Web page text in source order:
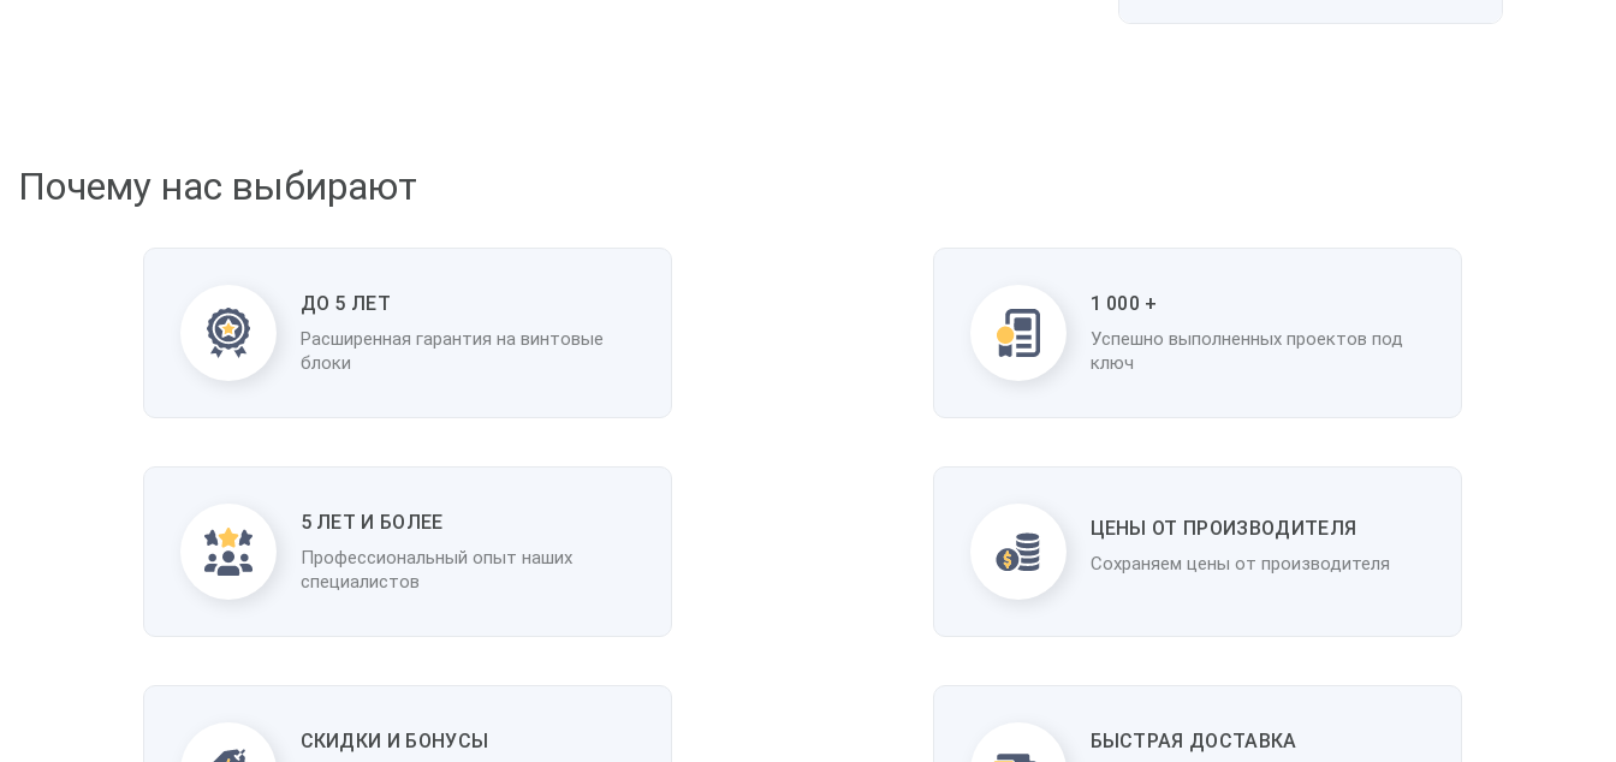
Почему нас выбирают
ДО 5 ЛЕТ
Расширенная гарантия на винтовые
блоки
1 000 +
Успешно выполненных проектов под
ключ
5 ЛЕТ И БОЛЕЕ
Профессиональный опыт наших
специалистов
ЦЕНЫ ОТ ПРОИЗВОДИТЕЛЯ
Сохраняем цены от производителя
CКИДКИ И БОНУСЫ БЫСТРАЯ ДОСТАВКА